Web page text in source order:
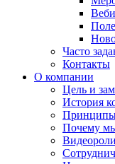
Часто
Контакты
О компании
Цель и
История
Почему